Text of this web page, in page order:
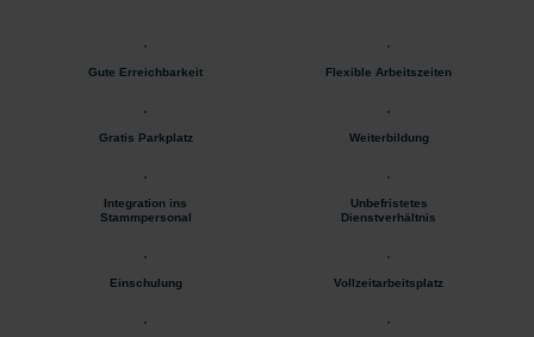
Gute Erreichbarkeit Flexible Arbeitszeiten
Gratis Parkplatz Weiterbildung
Integration ins
Stammpersonal
Unbefristetes
Dienstverhältnis
Einschulung Vollzeitarbeitsplatz